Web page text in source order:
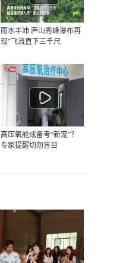
雨水丰沛 庐山秀峰瀑布再
现“飞流直下三千尺
高压氧舱成备考“新宠”？
专家提醒切勿盲目